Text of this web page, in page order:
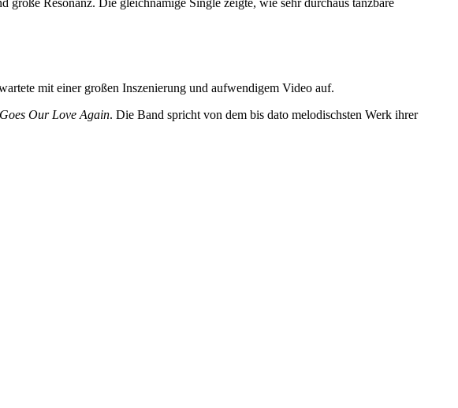
Resonanz. Die gleichnamige Single zeigte, wie sehr durchaus tanzbare
mit einer großen Inszenierung und aufwendigem Video auf.
Our Love Again. Die Band spricht von dem bis dato melodischsten Werk ihrer